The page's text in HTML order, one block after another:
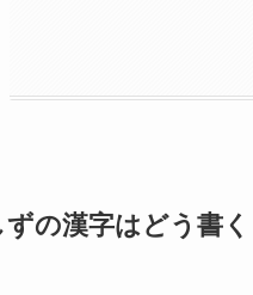
ずの漢字はどう書